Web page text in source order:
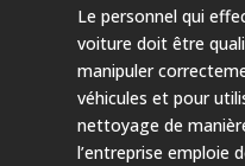
Le personnel qui
voiture doit être
manipuler
véhicules et pour
nettoyage de
l’entreprise emploie